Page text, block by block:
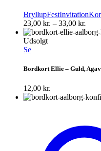
varianter.
kan
vælges
BryllupFestInvitation
23,00 kr. – 33,00 kr.
Udsolgt
Se
Bordkort Ellie – Guld,
12,00 kr.